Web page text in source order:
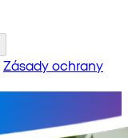
Zásady ochrany